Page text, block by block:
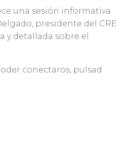
una sesión informativa
presidente del CRE
detallada sobre el
conectaros, pulsad